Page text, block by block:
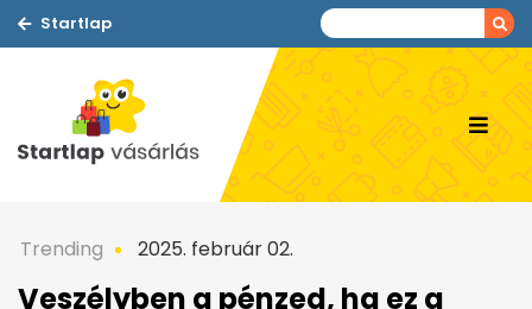
Startlap
Trending 2025. február 02.
Veszélyben a pénzed, ha ez a